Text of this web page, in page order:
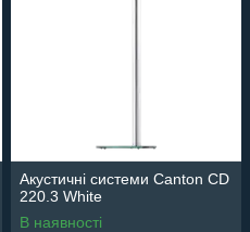
Акустичні системи Canton CD
220.3 White
В наявності